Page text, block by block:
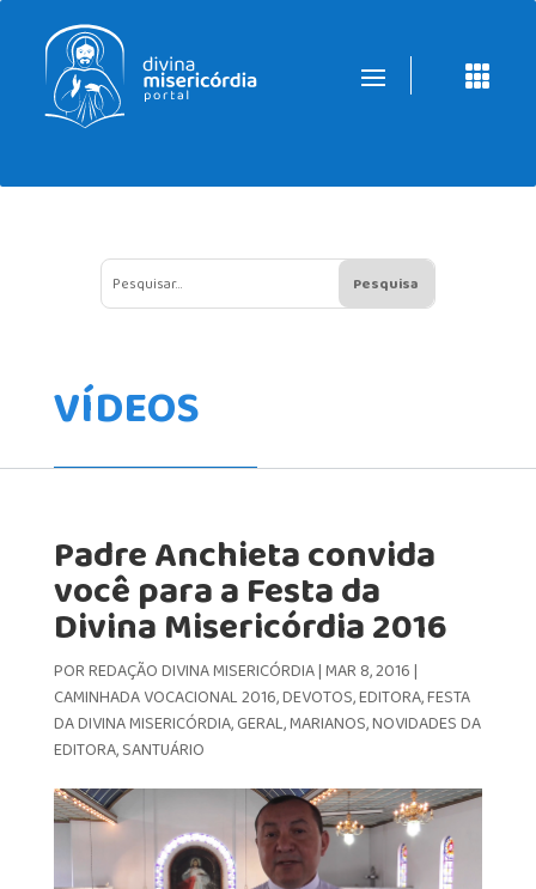

VÍDEOS
Padre Anchieta convida
você para a Festa da
Divina Misericórdia 2016
PORREDAÇÃO DIVINA MISERICÓRDIA|MAR 8, 2016|
CAMINHADA VOCACIONAL 2016,DEVOTOS,EDITORA,FESTA
DA DIVINA MISERICÓRDIA,GERAL,MARIANOS,NOVIDADES DA
EDITORA,SANTUÁRIO